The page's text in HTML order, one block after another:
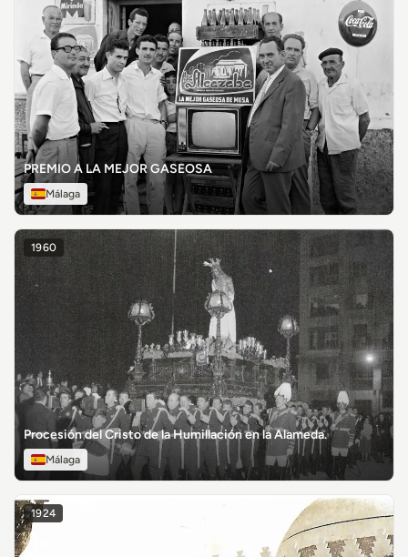
PREMIO A LA MEJOR GASEOSA
Málaga
1960
Procesión del Cristo de la Humillación en la Alameda.
Málaga
1924